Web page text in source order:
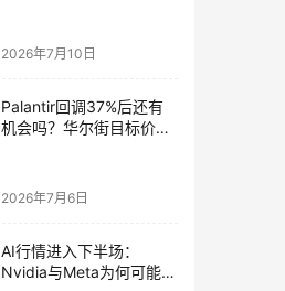
2026年7月10日
Palantir回调37%后还有
机会吗？华尔街目标价暗
2026年7月6日
AI行情进入下半场：
Nvidia与Meta为何可能成